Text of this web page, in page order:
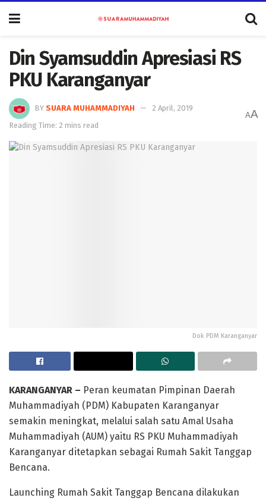
Din Syamsuddin Apresiasi RS
PKU Karanganyar
BY SUARA MUHAMMADIYAH
2 April, 2019
Reading Time: 2 mins read
AA
Dok PDM Karanganyar
KARANGANYAR – Peran keumatan Pimpinan Daerah
Muhammadiyah (PDM) Kabupaten Karanganyar
semakin meningkat, melalui salah satu Amal Usaha
Muhammadiyah (AUM) yaitu RS PKU Muhammadiyah
Karanganyar ditetapkan sebagai Rumah Sakit Tanggap
Bencana.
Launching Rumah Sakit Tanggap Bencana dilakukan